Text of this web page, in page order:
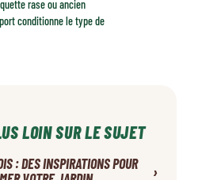
rase ou ancien
conditionne le type de
LOIN SUR LE SUJET
: DES INSPIRATIONS POUR
›